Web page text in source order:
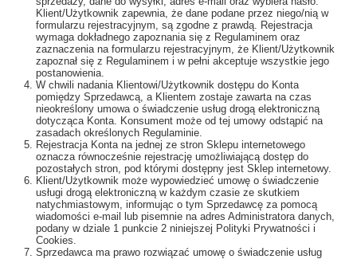
Klient/Użytkownik zapewnia, że dane podane przez niego/nią w
formularzu rejestracyjnym, są zgodne z prawdą. Rejestracja
wymaga dokładnego zapoznania się z Regulaminem oraz
zaznaczenia na formularzu rejestracyjnym, że Klient/Użytkownik
zapoznał się z Regulaminem i w pełni akceptuje wszystkie jego
postanowienia.
W chwili nadania Klientowi/Użytkownik dostępu do Konta
pomiędzy Sprzedawcą, a Klientem zostaje zawarta na czas
nieokreślony umowa o świadczenie usług drogą elektroniczną
dotycząca Konta. Konsument może od tej umowy odstąpić na
zasadach określonych Regulaminie.
Rejestracja Konta na jednej ze stron Sklepu internetowego
oznacza równocześnie rejestrację umożliwiającą dostęp do
pozostałych stron, pod którymi dostępny jest Sklep internetowy.
Klient/Użytkownik może wypowiedzieć umowę o świadczenie
usługi drogą elektroniczną w każdym czasie ze skutkiem
natychmiastowym, informując o tym Sprzedawcę za pomocą
wiadomości e-mail lub pisemnie na adres Administratora danych,
podany w dziale 1 punkcie 2 niniejszej Polityki Prywatności i
Cookies.
Sprzedawca ma prawo rozwiązać umowę o świadczenie usług